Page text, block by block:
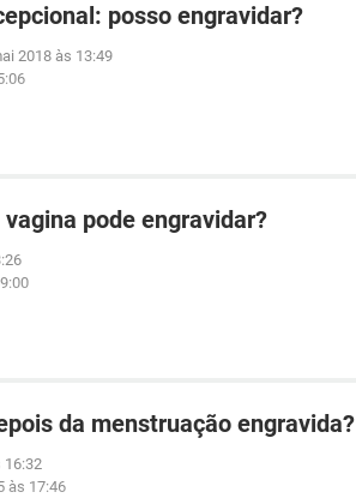
posso engravidar?
2018 às 13:49
pode engravidar?
da menstruação engravida?
16:32
às 17:46